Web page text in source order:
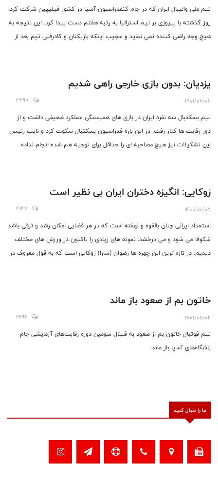
تیم ملی والیبال ایران که در جام کنفدراسیون آسیا در کشور فیلیپین شرکت کرد،
روز گذشته با پیروزی بر تیم استرالیا به رتبه هفتم دست پیدا کرد. این نتیجه به
هیچ وجه راضی کننده نمی نماید و عجیب اینکه بازیکنان و کادرفنی تیم بعد از
یزدیان: بدون بازی خارجی راهی شدیم
1401/06/06
3297
تیم بسکتبال سه نفره ایران در بازی های همبستگی عملکرد ضعیفی داشت و از
دور رقابت ها کنار رفت. در این باره فدراسیون بسکتبال سکوت کرد و نایب رئیس
این تشکیلات نیز هیچ مصاحبه ای را حداقل برای توجیه هم شده انجام نداده
زوکایی: انگیزه دختران ایران بی نظیر است
1401/06/05
4132
استعداد ایرانی چنان بالقوه و نهفته است که در هر فضایی امکان رشد و ترقی باشد
شکوفا می شود و می درخشد. نمونه های زیادی را تاکنون در ورزش های مختلف
دیدیم. در تازه ترین این چهره ها رضوان (سارا) زوکایی است که به قول معروف در
خاتون بم از صعود باز ماند
1401/06/02
2696
تیم فوتبال خاتون بم از صعود به فینال سومین دوره رقابت‌های آزمایشی جام
باشگاه‌های آسیا باز ماند.
ما را دنبال کنید